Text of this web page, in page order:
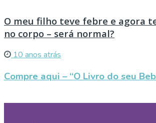
O meu filho teve febre e agora
no corpo – será normal?
10 anos atrás
Compre aqui – “O Livro do seu